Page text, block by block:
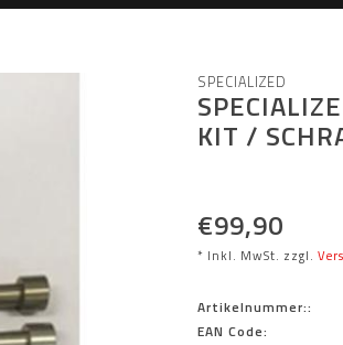
SPECIALIZED
KIT /
€99,90
* Inkl. MwSt. zzgl.
Artikelnummer::
EAN Code: